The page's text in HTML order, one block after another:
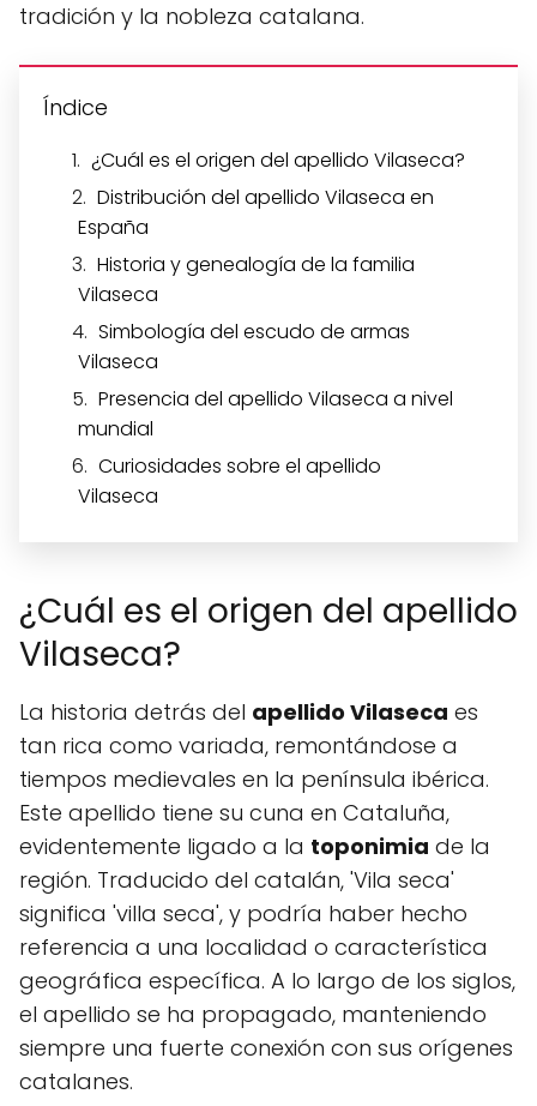
tradición y la nobleza catalana.
Índice
¿Cuál es el origen del apellido Vilaseca?
Distribución del apellido Vilaseca en
España
Historia y genealogía de la familia
Vilaseca
Simbología del escudo de armas
Vilaseca
Presencia del apellido Vilaseca a nivel
mundial
Curiosidades sobre el apellido
Vilaseca
¿Cuál es el origen del apellido
Vilaseca?
La historia detrás del apellido Vilaseca es
tan rica como variada, remontándose a
tiempos medievales en la península ibérica.
Este apellido tiene su cuna en Cataluña,
evidentemente ligado a la toponimia de la
región. Traducido del catalán, 'Vila seca'
significa 'villa seca', y podría haber hecho
referencia a una localidad o característica
geográfica específica. A lo largo de los siglos,
el apellido se ha propagado, manteniendo
siempre una fuerte conexión con sus orígenes
catalanes.